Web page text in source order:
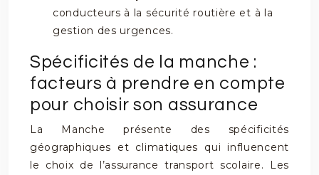
conducteurs à la sécurité routière et à la
gestion des urgences.
Spécificités de la manche :
facteurs à prendre en compte
pour choisir son assurance
La Manche présente des spécificités
géographiques et climatiques qui influencent
le choix de l’assurance transport scolaire. Les